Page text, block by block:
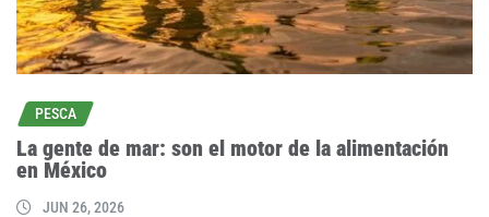
PESCA
La gente de mar: son el motor de la alimentación
en México
JUN 26, 2026